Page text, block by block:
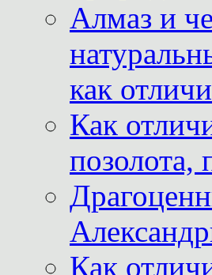
Алмаз и
как
Как
позолота,
Как